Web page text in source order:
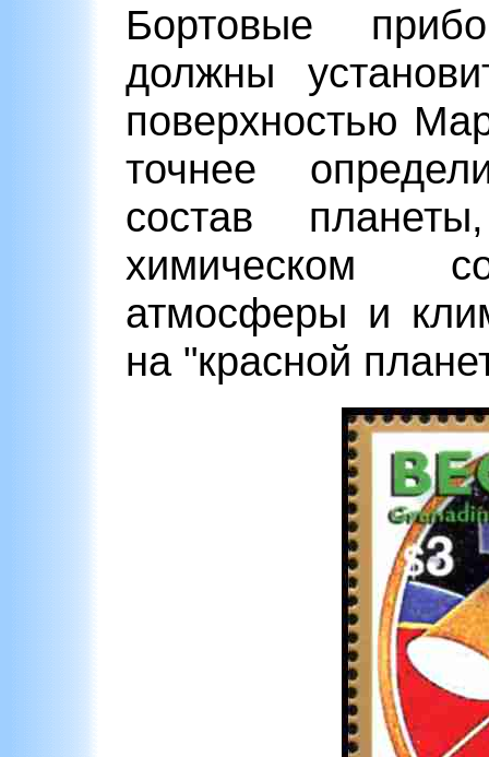
Бортовые
должны
поверхностью
точнее
состав
химическом
атмосферы и
на "красной